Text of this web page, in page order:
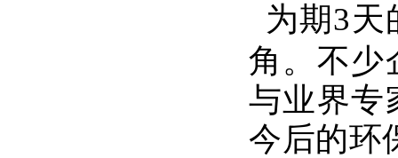
为期3天
角。不少
与业界专
今后的环